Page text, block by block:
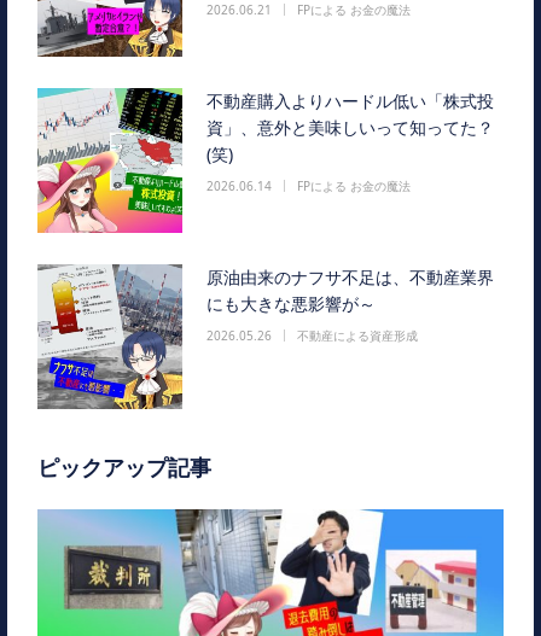
2026.06.21 FPによる お金の魔法
不動産購入よりハードル低い「株式投
資」、意外と美味しいって知ってた？
(笑)
2026.06.14 FPによる お金の魔法
原油由来のナフサ不足は、不動産業界
にも大きな悪影響が～
2026.05.26 不動産による資産形成
ピックアップ記事